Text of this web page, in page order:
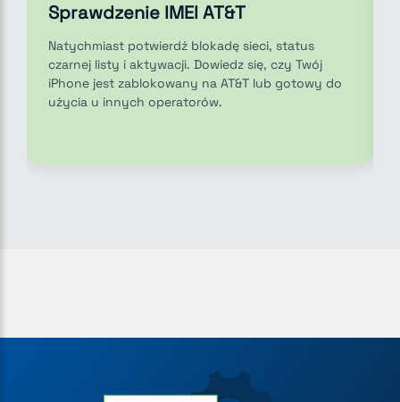
Sprawdzenie IMEI AT&T
Natychmiast potwierdź blokadę sieci, status
czarnej listy i aktywacji. Dowiedz się, czy Twój
iPhone jest zablokowany na AT&T lub gotowy do
użycia u innych operatorów.